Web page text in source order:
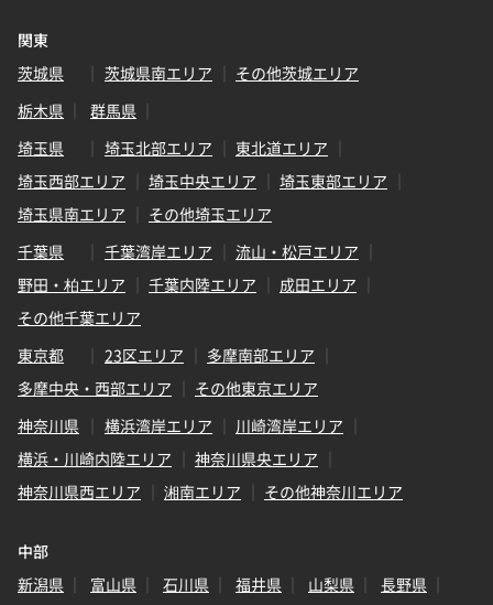
関東
茨城県
茨城県南エリア
その他茨城エリア
栃木県
群馬県
埼玉県
埼玉北部エリア
東北道エリア
埼玉西部エリア
埼玉中央エリア
埼玉東部エリア
埼玉県南エリア
その他埼玉エリア
千葉県
千葉湾岸エリア
流山・松戸エリア
野田・柏エリア
千葉内陸エリア
成田エリア
その他千葉エリア
東京都
23区エリア
多摩南部エリア
多摩中央・西部エリア
その他東京エリア
神奈川県
横浜湾岸エリア
川崎湾岸エリア
横浜・川崎内陸エリア
神奈川県央エリア
神奈川県西エリア
湘南エリア その他神奈川エリア
中部
新潟県
富山県 石川県 福井県 山梨県
長野県